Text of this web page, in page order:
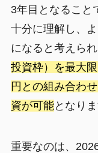
3年目となること
十分に理解し、
になると考えられ
投資枠）を最大
円との組み合わ
資が可能となりま
重要なのは、